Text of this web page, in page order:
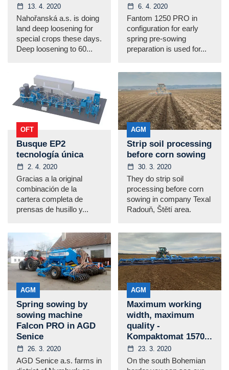
13. 4. 2020
Nahořanská a.s. is doing
land deep loosening for
special crops these days.
Deep loosening to 60...
6. 4. 2020
Fantom 1250 PRO in
configuration for early
spring pre-sowing
preparation is used for...
OFT
Busque EP2
tecnología única
2. 4. 2020
Gracias a la original
combinación de la
cartera completa de
prensas de husillo y...
AGM
Strip soil processing
before corn sowing
30. 3. 2020
They do strip soil
processing before corn
sowing in company Texal
Radouň, Štětí area.
AGM
Spring sowing by
sowing machine
Falcon PRO in AGD
Senice
26. 3. 2020
AGD Senice a.s. farms in
AGM
Maximum working
width, maximum
quality -
Kompaktomat 1570...
23. 3. 2020
On the south Bohemian